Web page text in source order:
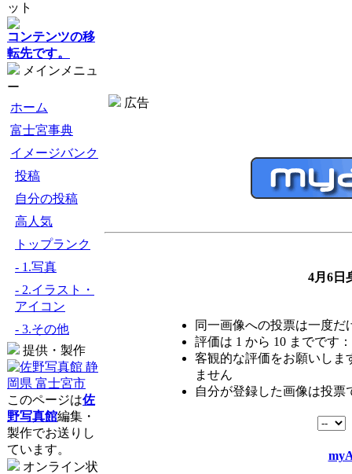
ット
コンテンツの移
転先です。
メインメニュ
ー
ホーム
富士宮事典
イメージバンク
投稿
自分の投稿
高人気
トップランク
- 1.写真
- 2.イラスト・
アイコン
- 3.その他
提供・製作
このページは佐
野写真館編集・
製作でお送りし
ています。
オンライン状
広告
4月6日
同一画像への投票は一度だ
評価は 1 から 10 までです
客観的な評価をお願いしま
ません
自分が登録した画像は投票